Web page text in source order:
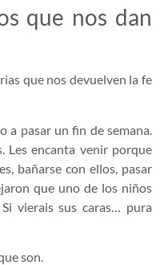
que nos dan
que nos devuelven la fe
a pasar un fin de semana.
Les encanta venir porque
bañarse con ellos, pasar
que uno de los niños
vierais sus caras… pura
son.